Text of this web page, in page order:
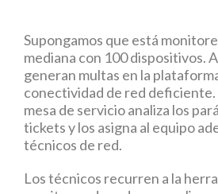
Supongamos que está
mediana con 100 dispositivos.
generan multas en la
conectividad de red deficiente.
mesa de servicio analiza los
tickets y los asigna al equipo
técnicos de red.
Los técnicos recurren a la